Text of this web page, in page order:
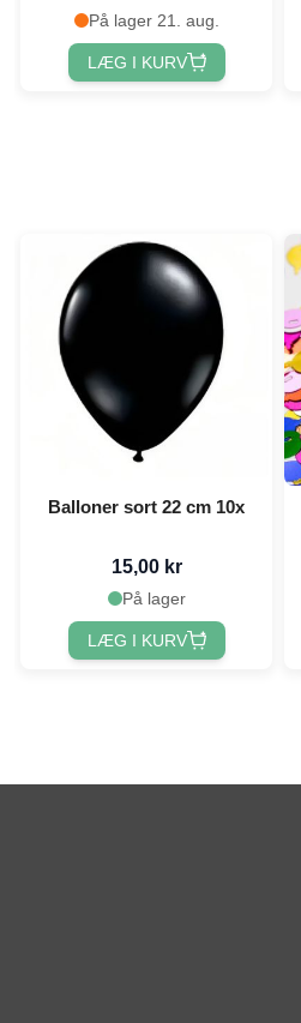
På lager 21. aug.
LÆG I KURV
Balloner sort 22 cm 10x
15,00 kr
På lager
LÆG I KURV